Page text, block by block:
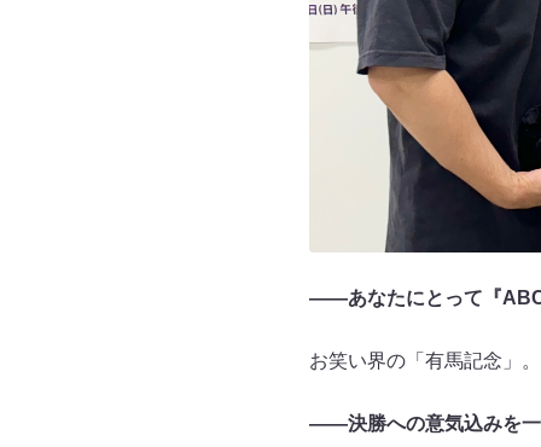
――あなたにとって『
お笑い界の「有馬記念」。
――決勝への意気込みを